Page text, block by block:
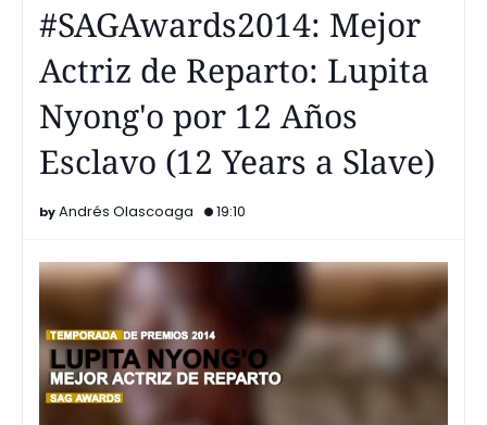
#SAGAwards2014: Mejor
Actriz de Reparto: Lupita
Nyong'o por 12 Años
Esclavo (12 Years a Slave)
Andrés Olascoaga 19:10